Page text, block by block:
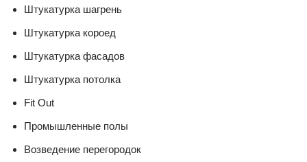
Штукатурка шагрень
Штукатурка короед
Штукатурка фасадов
Штукатурка потолка
Fit Out
Промышленные полы
Возведение перегородок